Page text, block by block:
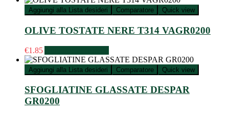
Aggiungi alla Lista desideri Comparatore Quick view
OLIVE TOSTATE NERE T314 VAGR0200
€1.85
Aggiungi alla Lista desideri Comparatore Quick view
SFOGLIATINE GLASSATE DESPAR
GR0200